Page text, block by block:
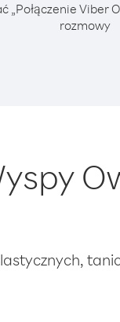
„Połączenie Viber
rozmowy